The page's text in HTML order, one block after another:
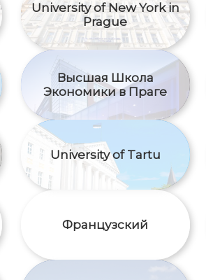
University of New York in
Prague
Высшая Школа
Экономики в Праге
University of Tartu
Французский